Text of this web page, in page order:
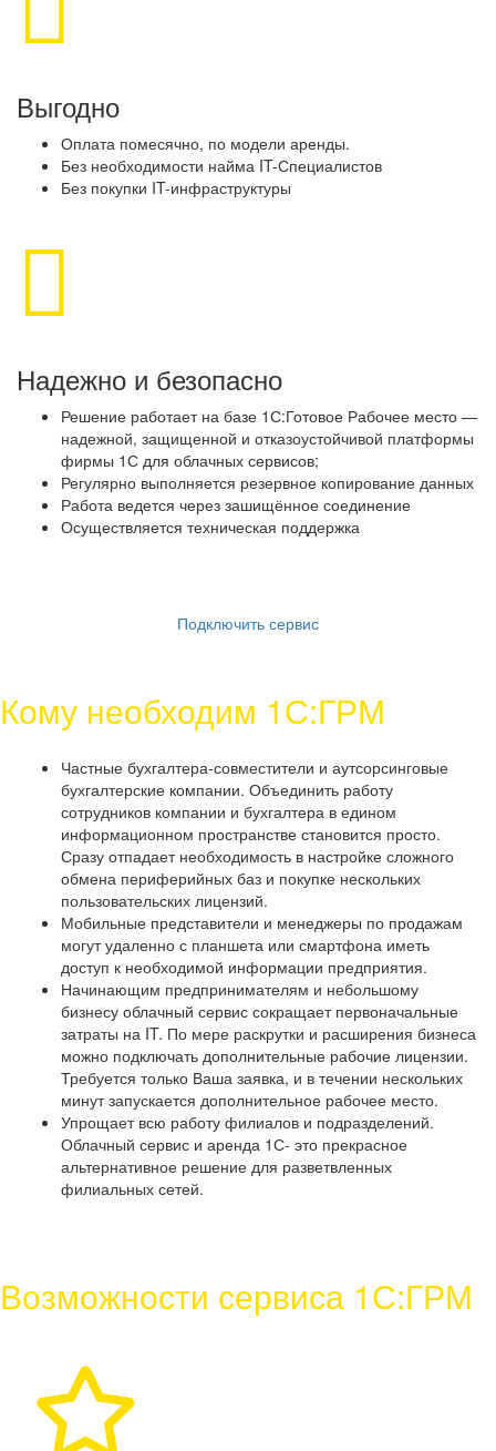
Выгодно
Оплата помесячно, по модели аренды.
Без необходимости найма IT-Специалистов
Без покупки IT-инфраструктуры
Надежно и безопасно
Решение работает на базе 1С:Готовое Рабочее место —
надежной, защищенной и отказоустойчивой платформы
фирмы 1С для облачных сервисов;
Регулярно выполняется резервное копирование данных
Работа ведется через зашищённое соединение
Осуществляется техническая поддержка
Подключить сервис
Кому необходим 1С:ГРМ
Частные бухгалтера-совместители и аутсорсинговые
бухгалтерские компании. Объединить работу
сотрудников компании и бухгалтера в едином
информационном пространстве становится просто.
Сразу отпадает необходимость в настройке сложного
обмена периферийных баз и покупке нескольких
пользовательских лицензий.
Мобильные представители и менеджеры по продажам
могут удаленно с планшета или смартфона иметь
доступ к необходимой информации предприятия.
Начинающим предпринимателям и небольшому
бизнесу облачный сервис сокращает первоначальные
затраты на IT. По мере раскрутки и расширения бизнеса
можно подключать дополнительные рабочие лицензии.
Требуется только Ваша заявка, и в течении нескольких
минут запускается дополнительное рабочее место.
Упрощает всю работу филиалов и подразделений.
Облачный сервис и аренда 1С- это прекрасное
альтернативное решение для разветвленных
филиальных сетей.
Возможности сервиса 1С:ГРМ